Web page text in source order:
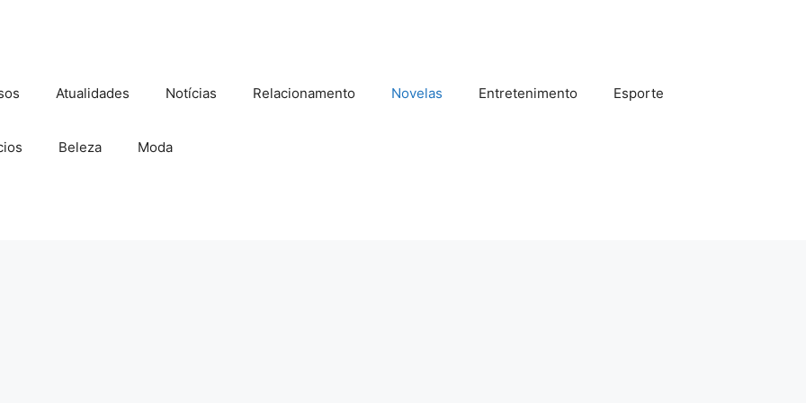
Atualidades Notícias Relacionamento Novelas Entretenimento Esporte
Beleza Moda